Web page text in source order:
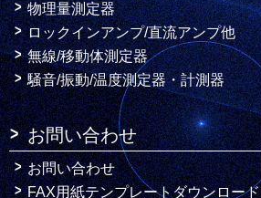
物理量測定器
ロックインアンプ/直流アンプ他
無線/移動体測定器
騒音/振動/温度測定器・計測器
お問い合わせ
お問い合わせ
FAX用紙テンプレートダウンロード